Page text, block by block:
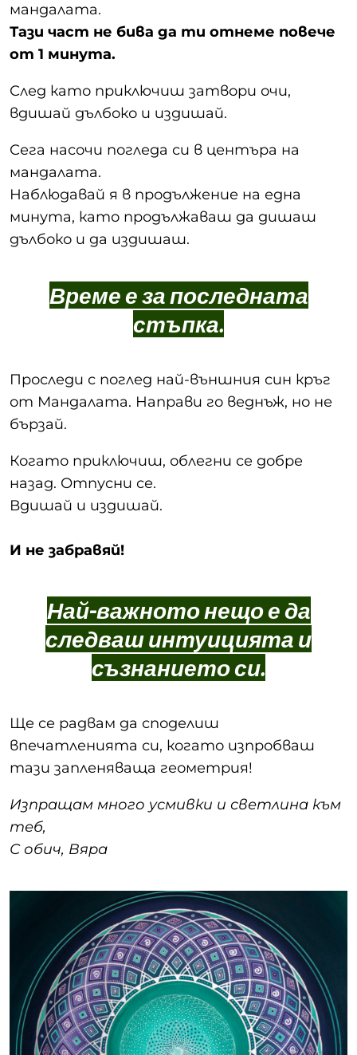
мандалата.
Тази част не бива да ти отнеме повече
от 1 минута.
След като приключиш затвори очи,
вдишай дълбоко и издишай.
Сега насочи погледа си в центъра на
мандалата.
Наблюдавай я в продължение на една
минута, като продължаваш да дишаш
дълбоко и да издишаш.
Време е за последната
стъпка.
Проследи с поглед най-външния син кръг
от Мандалата. Направи го веднъж, но не
бързай.
Когато приключиш, облегни се добре
назад. Отпусни се.
Вдишай и издишай.
И не забравяй!
Най-важното нещо е да
следваш интуицията и
съзнанието си.
Ще се радвам да споделиш
впечатленията си, когато изпробваш
тази запленяваща геометрия!
Изпращам много усмивки и светлина към
теб,
С обич, Вяра